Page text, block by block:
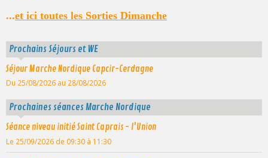
...et ici toutes les Sorties Dimanche
Prochains Séjours et WE
Séjour Marche Nordique Capcir-Cerdagne
Du 25/08/2026 au 28/08/2026
Prochaines séances Marche Nordique
Séance niveau initié Saint Caprais - l'Union
Le 25/09/2026 de 09:30 à 11:30